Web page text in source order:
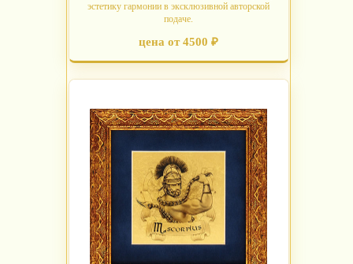
эстетику гармонии в эксклюзивной авторской
подаче.
цена от 4500 ₽